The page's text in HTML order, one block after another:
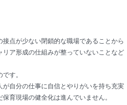
点が少ない閉鎖的な職場であることから
ア形成の仕組みが整っていないことなど
す。
自分の仕事に自信とやりがいを持ち充実
育現場の健全化は進んでいません。